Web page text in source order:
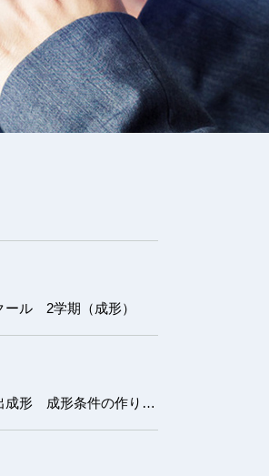
ル 2学期（成形）
射出成形 成形条件の作り方講座 ≪2026年度≫ 射出成形 成形条件の作り方講座